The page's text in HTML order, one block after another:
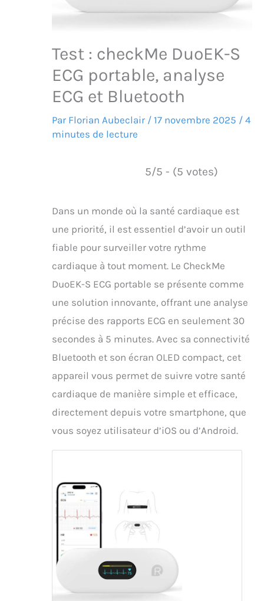
Test : checkMe DuoEK-S
ECG portable, analyse
ECG et Bluetooth
Par Florian Aubeclair / 17 novembre 2025 / 4
minutes de lecture
5/5 - (5 votes)
Dans un monde où la santé cardiaque est
une priorité, il est essentiel d’avoir un outil
fiable pour surveiller votre rythme
cardiaque à tout moment. Le CheckMe
DuoEK-S ECG portable se présente comme
une solution innovante, offrant une analyse
précise des rapports ECG en seulement 30
secondes à 5 minutes. Avec sa connectivité
Bluetooth et son écran OLED compact, cet
appareil vous permet de suivre votre santé
cardiaque de manière simple et efficace,
directement depuis votre smartphone, que
vous soyez utilisateur d’iOS ou d’Android.